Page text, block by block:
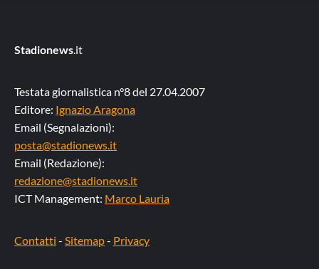
Stadionews.it
Testata giornalistica n°8 del 27.04.2007
Editore: Ignazio Aragona
Email (Segnalazioni):
posta@stadionews.it
Email (Redazione):
redazione@stadionews.it
ICT Management: Marco Lauria
Contatti - Sitemap- Privacy